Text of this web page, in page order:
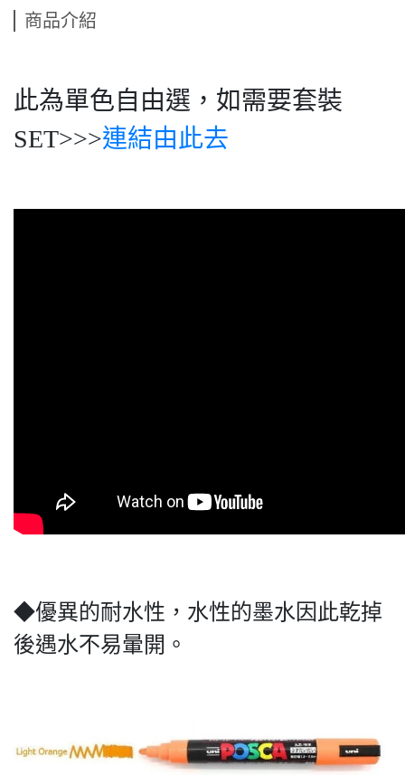
商品介紹
此為單色自由選，如需要套裝
SET>>>連結由此去
◆優異的耐水性，水性的墨水因此乾掉
後遇水不易暈開。